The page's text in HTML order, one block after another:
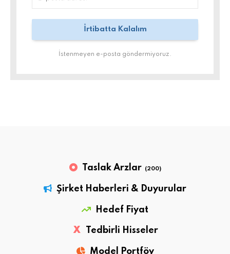
İstenmeyen e-posta göndermiyoruz.
Taslak Arzlar (200)
Şirket Haberleri & Duyurular
Hedef Fiyat
X Tedbirli Hisseler
Model Portföy